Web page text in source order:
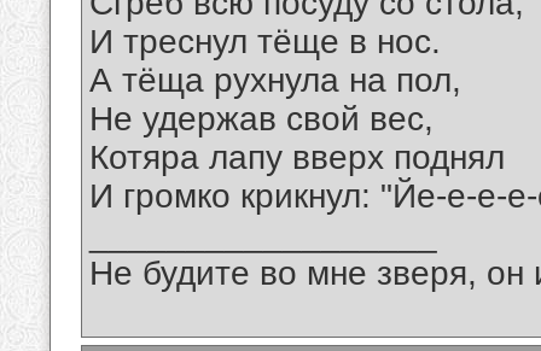
И треснул тёще в нос.
А тёща рухнула на пол,
Не удержав свой вес,
Котяра лапу вверх поднял
И громко крикнул: "Йе-е-е-
Не будите во мне зверя, он